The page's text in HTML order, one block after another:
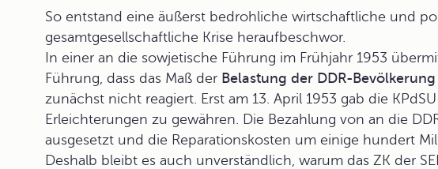
So entstand eine äußerst bedrohliche wirtschaftliche und
gesamtgesellschaftliche Krise heraufbeschwor.
In einer an die sowjetische Führung im Frühjahr 1953
Führung, dass das Maß der Belastung der DDR-Bevölkerung
zunächst nicht reagiert. Erst am 13. April 1953 gab die
Erleichterungen zu gewähren. Die Bezahlung von an die
ausgesetzt und die Reparationskosten um einige hundert
Deshalb bleibt es auch unverständlich, warum das ZK der